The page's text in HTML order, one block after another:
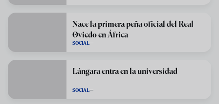
Nace la primera peña oficial del Real
Oviedo en África
SOCIAL
Lángara entra en la universidad
SOCIAL